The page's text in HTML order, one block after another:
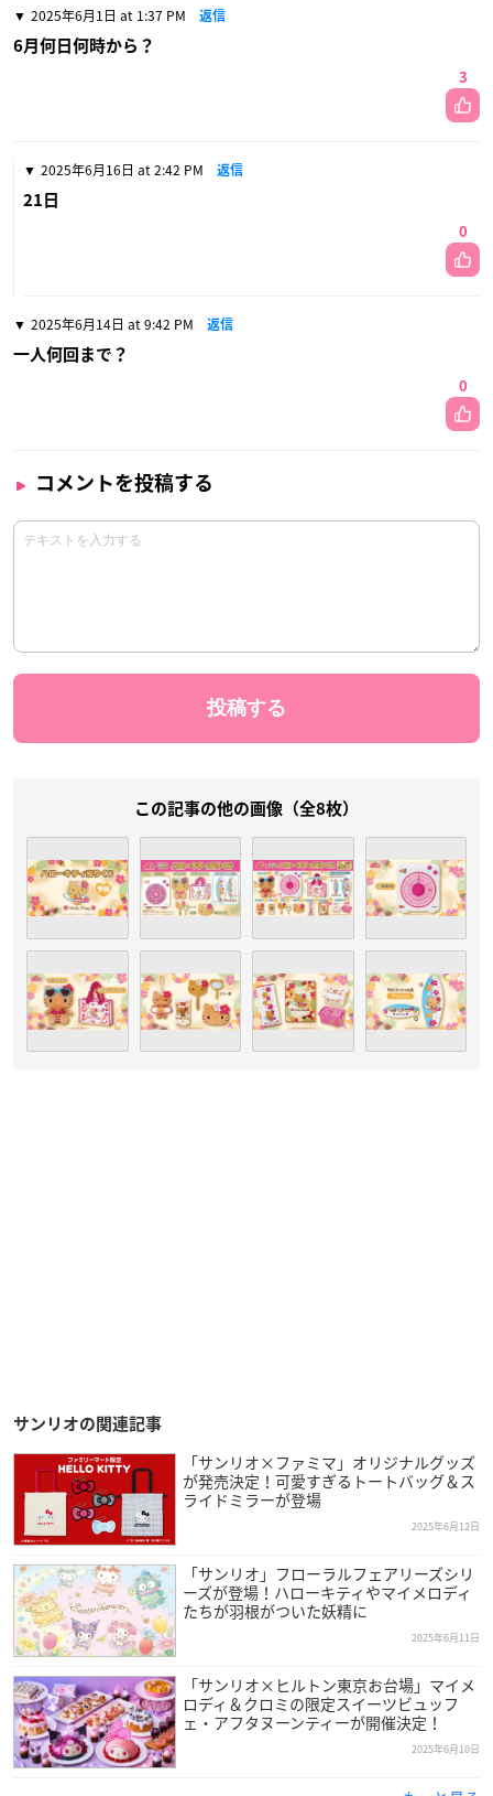
2025年6月1日 at 1:37 PM 返信
6月何日何時から？
3
2025年6月16日 at 2:42 PM 返信
21日
0
2025年6月14日 at 9:42 PM 返信
一人何回まで？
0
コメントを投稿する
この記事の他の画像（全8枚）
サンリオの関連記事
「サンリオ×ファミマ」オリジナルグッズ
が発売決定！可愛すぎるトートバッグ＆ス
ライドミラーが登場
2025年6月12日
「サンリオ」フローラルフェアリーズシリ
ーズが登場！ハローキティやマイメロディ
たちが羽根がついた妖精に
2025年6月11日
「サンリオ×ヒルトン東京お台場」マイメ
ロディ＆クロミの限定スイーツビュッフ
ェ・アフタヌーンティーが開催決定！
2025年6月10日